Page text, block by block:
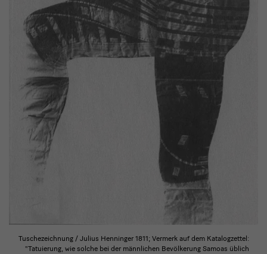
Tuschezeichnung / Julius Henninger 1811; Vermerk auf dem Katalogzettel:
"Tatuierung, wie solche bei der männlichen Bevölkerung Samoas üblich